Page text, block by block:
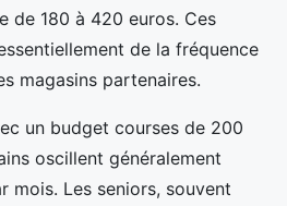
de 180 à 420 euros. Ces
de la fréquence
magasins partenaires.
un budget courses de 200
oscillent généralement
mois. Les seniors, souvent